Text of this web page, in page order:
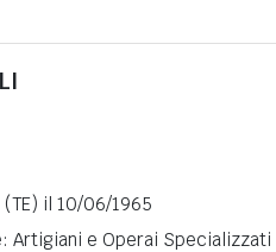
il 10/06/1965
Artigiani e Operai Specializzati